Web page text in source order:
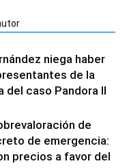
niega haber
de la
del caso Pandora II
de
de emergencia:
precios a favor del